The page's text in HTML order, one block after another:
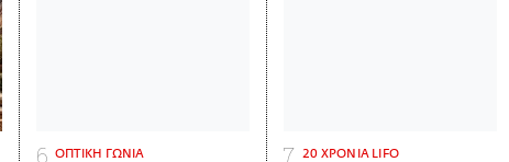
ΟΠΤΙΚΗ ΓΩΝΙΑ 20 ΧΡΟΝΙΑ LIFO